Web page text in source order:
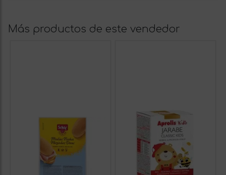
Más productos de este vendedor